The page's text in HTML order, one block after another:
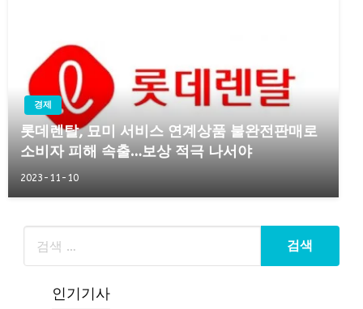
경제
롯데렌탈, 묘미 서비스 연계상품 불완전판매로
소비자 피해 속출…보상 적극 나서야
2023-11-10
인기기사